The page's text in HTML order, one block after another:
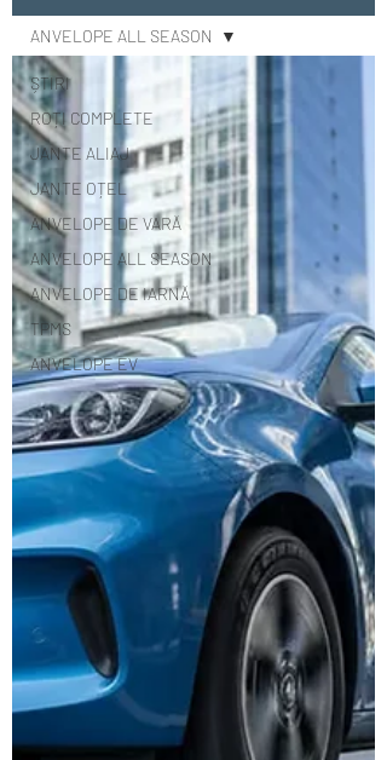
ȘTIRI
ROȚI COMPLETE
JANTE ALIAJ
JANTE OȚEL
ANVELOPE DE VARĂ
ANVELOPE ALL SEASON
ANVELOPE DE IARNĂ
TPMS
ANVELOPE EV
ANVELOPE ALL SEASON